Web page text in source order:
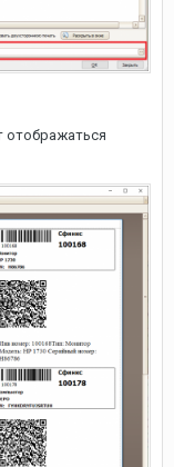
отображаться